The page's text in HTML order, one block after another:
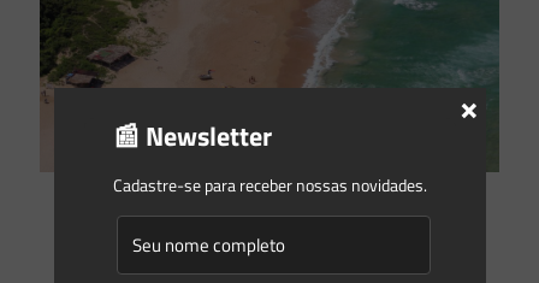
O que está valendo para APP de restinga
📰 Newsletter
Cadastre-se para receber nossas novidades.
×